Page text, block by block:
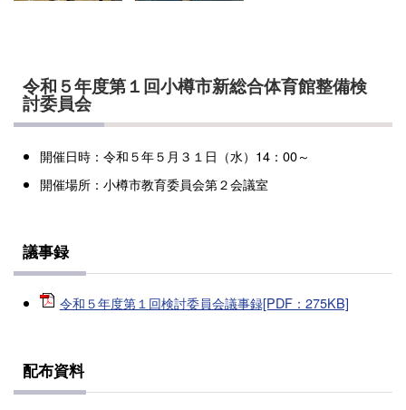
令和５年度第１回小樽市新総合体育館整備検
討委員会
開催日時：令和５年５月３１日（水）14：00～
開催場所：小樽市教育委員会第２会議室
議事録
令和５年度第１回検討委員会議事録[PDF：275KB]
配布資料